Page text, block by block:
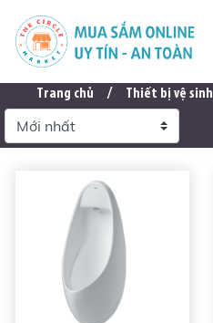
Trang chủ Thiết bị vệ sinh